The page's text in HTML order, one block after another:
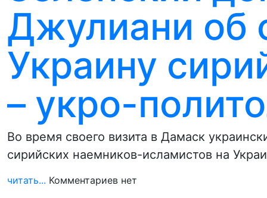
Джулиани об
Украину
– укро-
Во время своего визита в Дамаск
сирийских наемников-исламистов на
читать... Комментариев нет